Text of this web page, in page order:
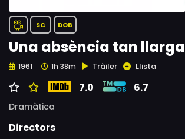
SC DOB
Una absència tan llarga
1961 1h 38m Tràiler Llista
7.0 6.7
Dramàtica
Directors